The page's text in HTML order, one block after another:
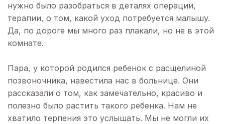
нужно было разобраться в деталях операции,
терапии, о том, какой уход потребуется малышу.
Да, по дороге мы много раз плакали, но не в этой
комнате.
Пара, у которой родился ребенок с расщелиной
позвоночника, навестила нас в больнице. Они
рассказали о том, как замечательно, красиво и
полезно было растить такого ребенка. Нам не
хватило терпения это услышать. Мы не могли их